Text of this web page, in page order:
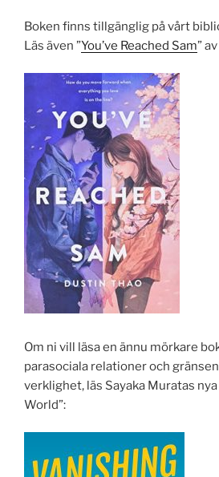
Boken finns tillgänglig på vårt
Läs även ”You’ve Reached Sam”
Om ni vill läsa en ännu mörkare
parasociala relationer och
verklighet, läs Sayaka Muratas
World”: